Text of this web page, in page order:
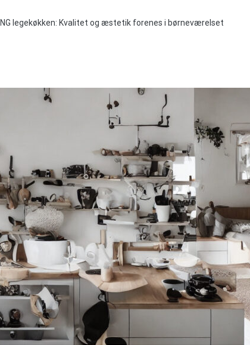
legekøkken: Kvalitet og æstetik forenes i børneværelset